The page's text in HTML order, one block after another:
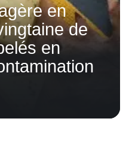
en
de
en